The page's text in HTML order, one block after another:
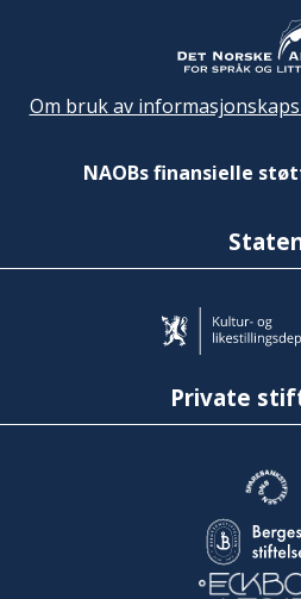
Om bruk av
NAOBs finansielle
Private